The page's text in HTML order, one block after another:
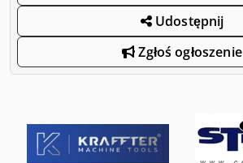
Udostępnij
Zgłoś ogłoszenie